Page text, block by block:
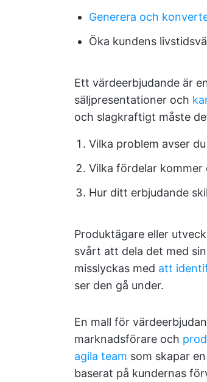
Generera och
Öka kundens
Ett värdeerbjudande är
säljpresentationer och
och slagkraftigt måste
Vilka problem avser
Vilka fördelar
Hur ditt erbjudande
Produktägare eller
svårt att dela det med
misslyckas med att
ser den gå under.
En mall för
marknadsförare och
agila team som skapar
baserat på kundernas